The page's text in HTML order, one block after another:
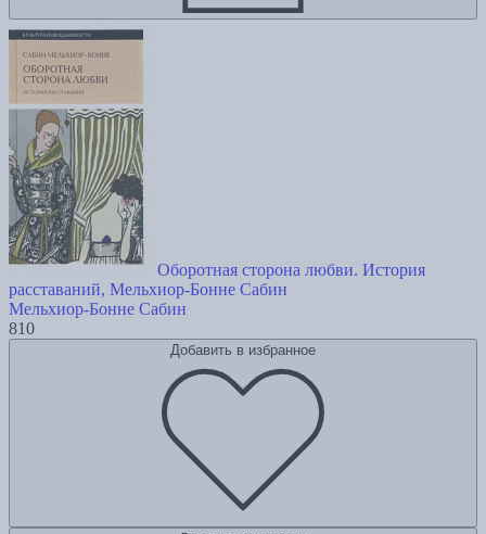
Оборотная сторона любви. История
расставаний, Мельхиор-Бонне Сабин
Мельхиор-Бонне Сабин
810
Добавить в избранное